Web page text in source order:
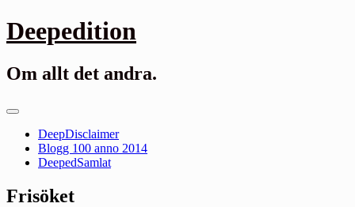
Gå
till
Deepedition
Om allt det andra.
Primär
DeepDisclaimer
Blogg 100 anno 2014
DeepedSamlat
Frisöket